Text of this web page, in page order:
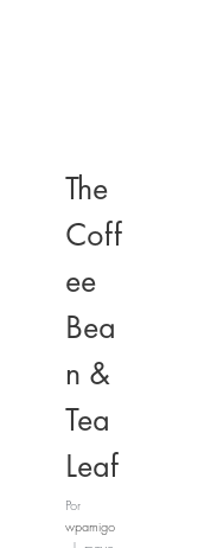
The
Coff
ee
Bea
n &
Tea
Leaf
Por
wpamigo